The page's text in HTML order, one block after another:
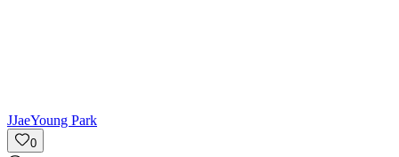
JJaeYoung Park
0